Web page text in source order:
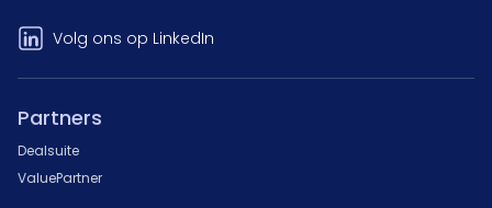
Volg ons op LinkedIn
Partners
Dealsuite
ValuePartner